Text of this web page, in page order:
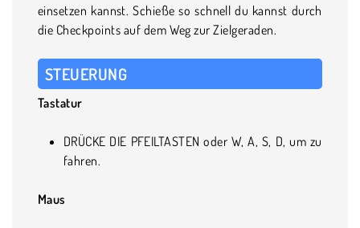
einsetzen kannst. Schieße so schnell du kannst durch
die Checkpoints auf dem Weg zur Zielgeraden.
STEUERUNG
Tastatur
DRÜCKE DIE PFEILTASTEN oder W, A, S, D, um zu
fahren.
Maus